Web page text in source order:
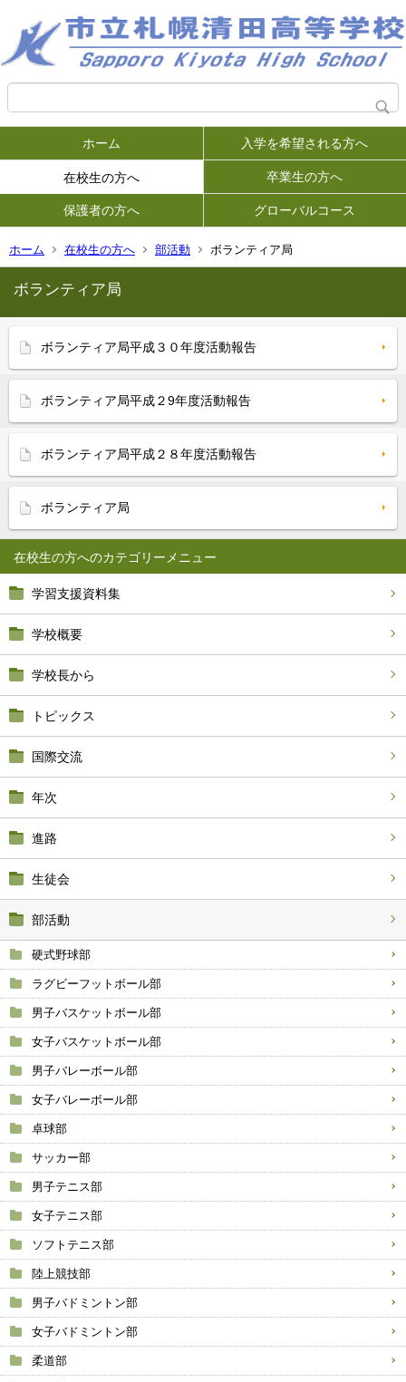
ホーム 入学を希望される方へ
在校生の方へ 卒業生の方へ
保護者の方へ グローバルコース
ホーム 在校生の方へ 部活動 ボランティア局
在校生の方へ
学習支援資料集
学校概要
学校長から
トピックス
国際交流
年次
進路
生徒会
部活動
硬式野球部
ラグビーフットボール部
男子バスケットボール部
女子バスケットボール部
男子バレーボール部
女子バレーボール部
卓球部
サッカー部
男子テニス部
女子テニス部
ソフトテニス部
陸上競技部
男子バドミントン部
女子バドミントン部
柔道部
ボランティア局
ボランティア局平成３０年度活動報告
ボランティア局平成２9年度活動報告
ボランティア局平成２８年度活動報告
ボランティア局